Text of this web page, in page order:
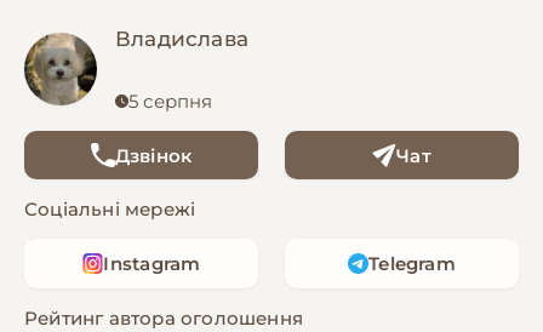
Владислава
5 серпня
Дзвінок Чат
Соціальні мережі
Instagram Telegram
Рейтинг автора оголошення